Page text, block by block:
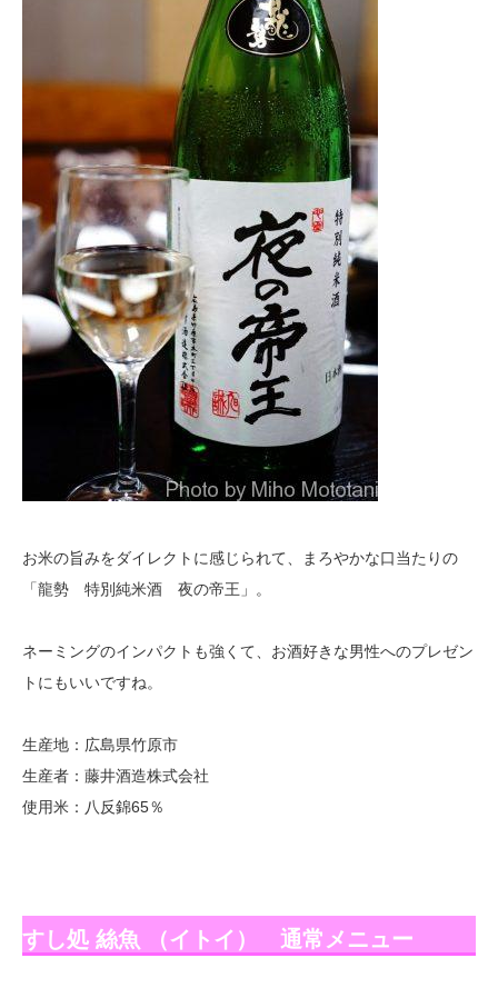
お米の旨みをダイレクトに感じられて、まろやかな口当たりの
「龍勢 特別純米酒 夜の帝王」。
ネーミングのインパクトも強くて、お酒好きな男性へのプレゼン
トにもいいですね。
生産地：広島県竹原市
生産者：藤井酒造株式会社
使用米：八反錦65％
すし処 絲魚 （イトイ） 通常メニュー